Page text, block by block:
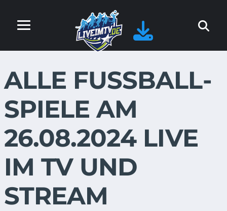
ALLE FUSSBALL-S
PIELE AM 2
6.08.2024 LIVE I
M TV UND S
TREAM